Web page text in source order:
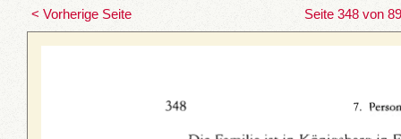
< Vorherige Seite Seite 348 von